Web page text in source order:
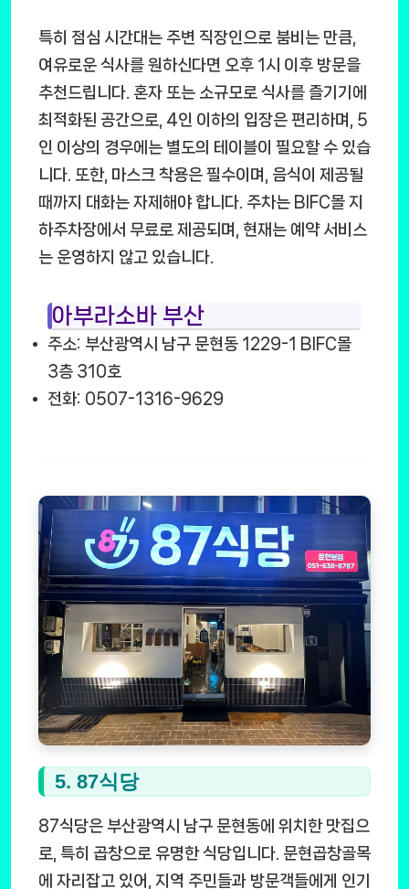
특히 점심 시간대는 주변 직장인으로 붐비는 만큼,
여유로운 식사를 원하신다면 오후 1시 이후 방문을
추천드립니다. 혼자 또는 소규모로 식사를 즐기기에
최적화된 공간으로, 4인 이하의 입장은 편리하며, 5
인 이상의 경우에는 별도의 테이블이 필요할 수 있습
니다. 또한, 마스크 착용은 필수이며, 음식이 제공될
때까지 대화는 자제해야 합니다. 주차는 BIFC몰 지
하주차장에서 무료로 제공되며, 현재는 예약 서비스
는 운영하지 않고 있습니다.
아부라소바 부산
주소: 부산광역시 남구 문현동 1229-1 BIFC몰
3층 310호
전화: 0507-1316-9629
5. 87식당
87식당은 부산광역시 남구 문현동에 위치한 맛집으
로, 특히 곱창으로 유명한 식당입니다. 문현곱창골목
에 자리잡고 있어, 지역 주민들과 방문객들에게 인기